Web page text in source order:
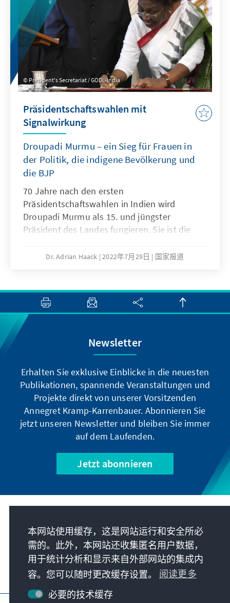
President's Secretariat / GODL-India
Präsidentschaftswahlen mit
Signalwirkung
Droupadi Murmu – ein Sieg für Frauen in
der Politik, die indigene Bevölkerung und
die BJP
70 Jahre nach den ersten
Präsidentschaftswahlen in Indien wird
Droupadi Murmu als 15. und jüngster
Präsident des Landes fungieren. Sie ist die
gewählt wurde. Frau Murmu erhielt 2.824
1.877 Stimmen kam. Von den insgesamt
gültigen Stimmen entfielen 64,03 Prozent auf
Frau Murmu, weit mehr als ursprünglich zu
stammt aus Orissa und gehört der Santal-
Gemeinschaft an, einer der ältesten und
größten indigenen Gruppen Indiens. Wer die
neue Präsidentin als Quoten-Frau oder
Quereinsteigerin wahrnimmt, verkennt ihren
politischen Werdegang. Zuvor war sie
Gouverneurin von Jharkhand (33 Mio.
Einwohner) und davor Ministerin. Tatsächlich
Amtszeit von sechs Jahren in diesem Staat
absolviert hat. Sie gehört der BJP seit rund 25
Dr. Adrian Haack 2022年7月29日 国家报道
Newsletter
Erhalten Sie exklusive Einblicke in die neuesten
Publikationen, spannende Veranstaltungen und
Projekte direkt von unserer Vorsitzenden
Annegret Kramp-Karrenbauer. Abonnieren Sie
jetzt unseren Newsletter und bleiben Sie immer
auf dem Laufenden.
Jetzt abonnieren
联系
基金会更多项目
本网站使用缓存，这是网站运行和安全所必
需的。此外，本网站还收集匿名用户数据，
用于统计分析和显示来自外部网站的集成内
容。您可以随时更改缓存设置。 阅读更多
必要的技术缓存